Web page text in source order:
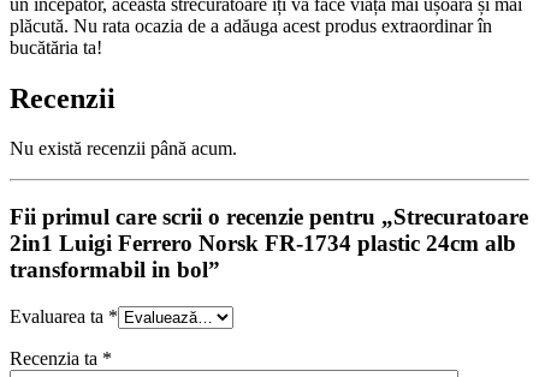
plăcută. Nu rata ocazia de a adăuga acest produs extraordinar în
bucătăria ta!
Recenzii
Nu există recenzii până acum.
Fii primul care scrii o recenzie pentru „Strecuratoare
2in1 Luigi Ferrero Norsk FR-1734 plastic 24cm alb
transformabil in bol”
Evaluarea ta *
Recenzia ta *